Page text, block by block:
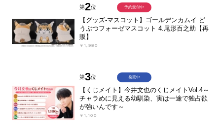
第2位
【グッズ-マスコット】ゴールデンカムイ ど
うぶつフォーゼマスコット 4.尾形百之助【再
販】
￥1,980
予約受付中
第3位
【くじメイト】今井文也のくじメイトVol.4～
チャラめに見える幼馴染、実は一途で独占欲
が強いんです～
￥1,100
発売中